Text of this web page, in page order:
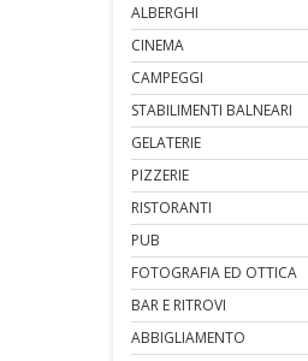
ALBERGHI
CINEMA
CAMPEGGI
STABILIMENTI BALNEARI
GELATERIE
PIZZERIE
RISTORANTI
PUB
FOTOGRAFIA ED OTTICA
BAR E RITROVI
ABBIGLIAMENTO